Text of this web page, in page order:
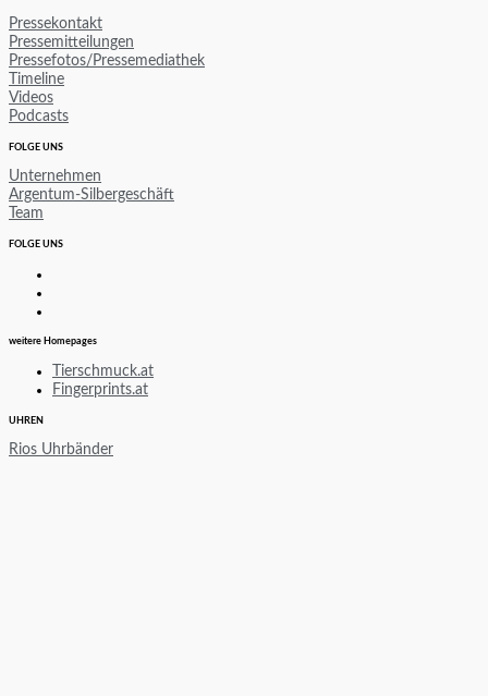
Pressekontakt
Pressemitteilungen
Pressefotos/Pressemediathek
Timeline
Videos
Podcasts
FOLGE UNS
Unternehmen
Argentum-Silbergeschäft
Team
FOLGE UNS
weitere Homepages
Tierschmuck.at
Fingerprints.at
UHREN
Rios Uhrbänder